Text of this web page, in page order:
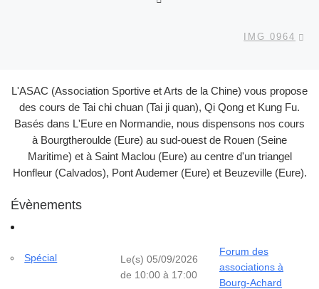
IMG 0964
L'ASAC (Association Sportive et Arts de la Chine) vous propose
des cours de Tai chi chuan (Tai ji quan), Qi Qong et Kung Fu.
Basés dans L'Eure en Normandie, nous dispensons nos cours
à Bourgtheroulde (Eure) au sud-ouest de Rouen (Seine
Maritime) et à Saint Maclou (Eure) au centre d'un triangel
Honfleur (Calvados), Pont Audemer (Eure) et Beuzeville (Eure).
Évènements
Spécial
Le(s) 05/09/2026
de 10:00 à 17:00
Forum des
associations à
Bourg-Achard